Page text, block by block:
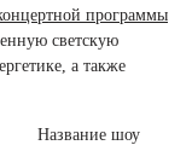
программы
светскую
а также
Название шоу